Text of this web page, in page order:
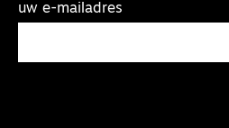
uw e-mailadres